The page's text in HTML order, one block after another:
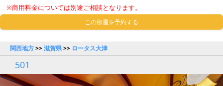
※商用料金については別途ご相談となります。
この部屋を予約する
関西地方>>滋賀県>> ロータス大津
501